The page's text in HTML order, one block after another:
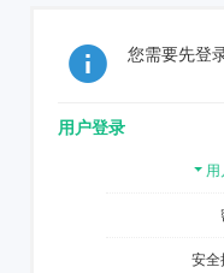
您需要先登
用户登录
用
安全